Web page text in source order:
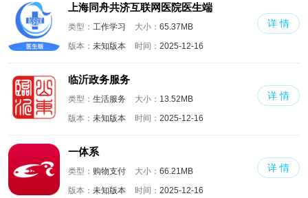
上海同舟共济互联网医院医生端
类型： 工作学习 大小： 65.37MB
版本： 未知版本 时间： 2025-12-16
详 情
临沂政务服务
类型： 生活服务 大小： 13.52MB
版本： 未知版本 时间： 2025-12-16
详 情
一体系
类型： 购物支付 大小： 66.21MB
版本： 未知版本 时间： 2025-12-16
详 情